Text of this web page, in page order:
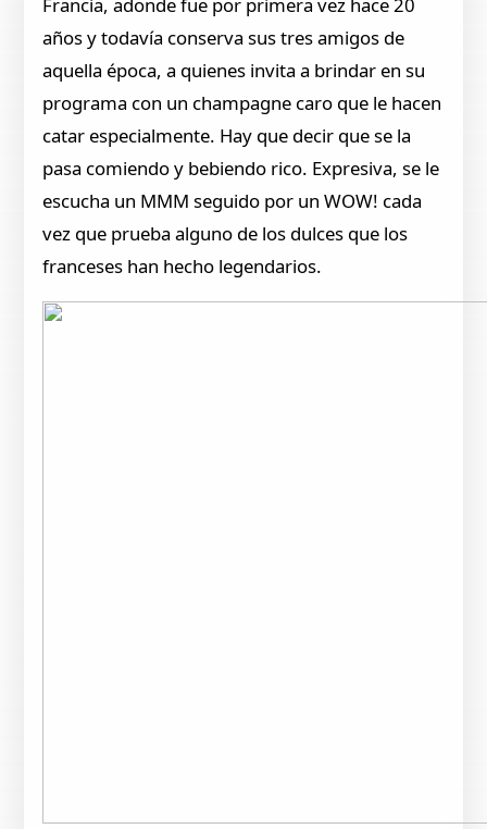
Francia, adonde fue por primera vez hace 20
años y todavía conserva sus tres amigos de
aquella época, a quienes invita a brindar en su
programa con un champagne caro que le hacen
catar especialmente. Hay que decir que se la
pasa comiendo y bebiendo rico. Expresiva, se le
escucha un MMM seguido por un WOW! cada
vez que prueba alguno de los dulces que los
franceses han hecho legendarios.